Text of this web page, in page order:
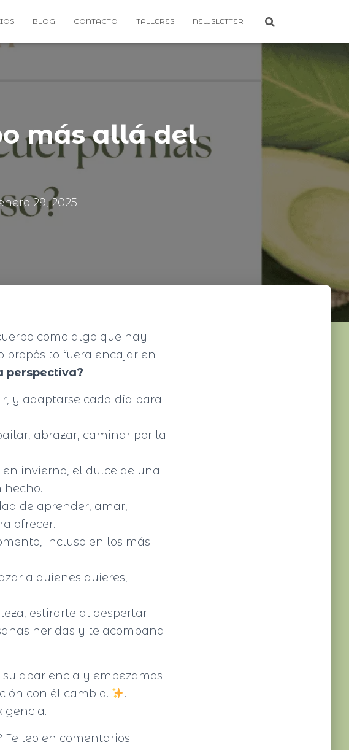
BLOG CONTACTO TALLERES NEWSLETTER
más allá del
29, 2025
como algo que hay
propósito fuera encajar en
perspectiva?
y adaptarse cada día para
abrazar, caminar por la
invierno, el dulce de una
hecho.
de aprender, amar,
ofrecer.
incluso en los más
a quienes quieres,
estirarte al despertar.
heridas y te acompaña
apariencia y empezamos
con él cambia.
.
Te leo en comentarios